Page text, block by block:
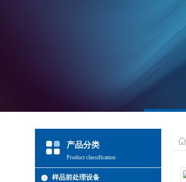
产品分类
Product classification
样品前处理设备